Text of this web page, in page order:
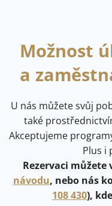
Možnost
a
U nás můžete svůj
také
Akceptujeme
Plus i
Rezervaci
návodu, nebo nás
108 430),